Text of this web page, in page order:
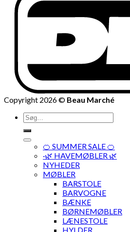
Copyright 2026 © Beau Marché
Søg
efter:
🍊 SUMMER SALE 🍊
·🌿 HAVEMØBLER 🌿
NYHEDER
MØBLER
BARSTOLE
BARVOGNE
BÆNKE
BØRNEMØBLER
LÆNESTOLE
HYLDER